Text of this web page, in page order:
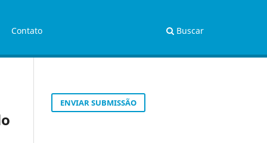
Contato Buscar
ENVIAR SUBMISSÃO